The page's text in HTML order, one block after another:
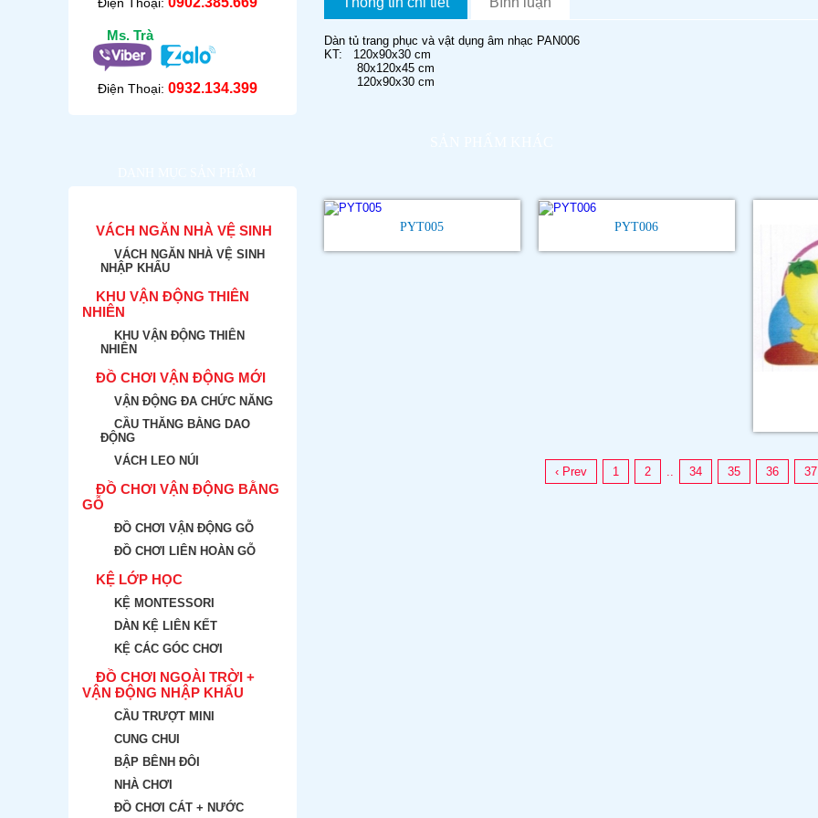
Ms. Trà
Điện Thoại: 0932.134.399
VÁCH NGĂN NHÀ VỆ SINH
VÁCH NGĂN NHÀ VỆ SINH
NHẬP KHẨU
KHU VẬN ĐỘNG THIÊN
NHIÊN
KHU VẬN ĐỘNG THIÊN
NHIÊN
ĐỒ CHƠI VẬN ĐỘNG MỚI
VẬN ĐỘNG ĐA CHỨC NĂNG
CẦU THĂNG BẰNG DAO
ĐỘNG
VÁCH LEO NÚI
ĐỒ CHƠI VẬN ĐỘNG BẰNG
GỖ
ĐỒ CHƠI VẬN ĐỘNG GỖ
ĐỒ CHƠI LIÊN HOÀN GỖ
KỆ LỚP HỌC
KỆ MONTESSORI
DÀN KỆ LIÊN KẾT
KỆ CÁC GÓC CHƠI
ĐỒ CHƠI NGOÀI TRỜI +
VẬN ĐỘNG NHẬP KHẨU
CẦU TRƯỢT MINI
CUNG CHUI
BẬP BÊNH ĐÔI
NHÀ CHƠI
ĐỒ CHƠI CÁT + NƯỚC
Dàn tủ trang phục và vật dụng âm nhạc PAN006
KT: 120x90x30 cm
80x120x45 cm
120x90x30 cm
PYT005 PYT006
‹ Prev 1 2 .. 34 35 36 37